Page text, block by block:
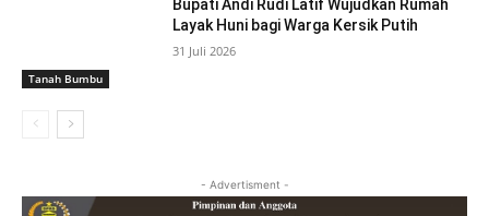
Tanah Bumbu
Bupati Andi Rudi Latif Wujudkan Rumah
Layak Huni bagi Warga Kersik Putih
31 Juli 2026
- Advertisment -